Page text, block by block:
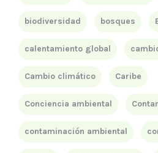
biodiversidad bosques
calentamiento global
Cambio climático Caribe
Conciencia ambiental
contaminación ambiental